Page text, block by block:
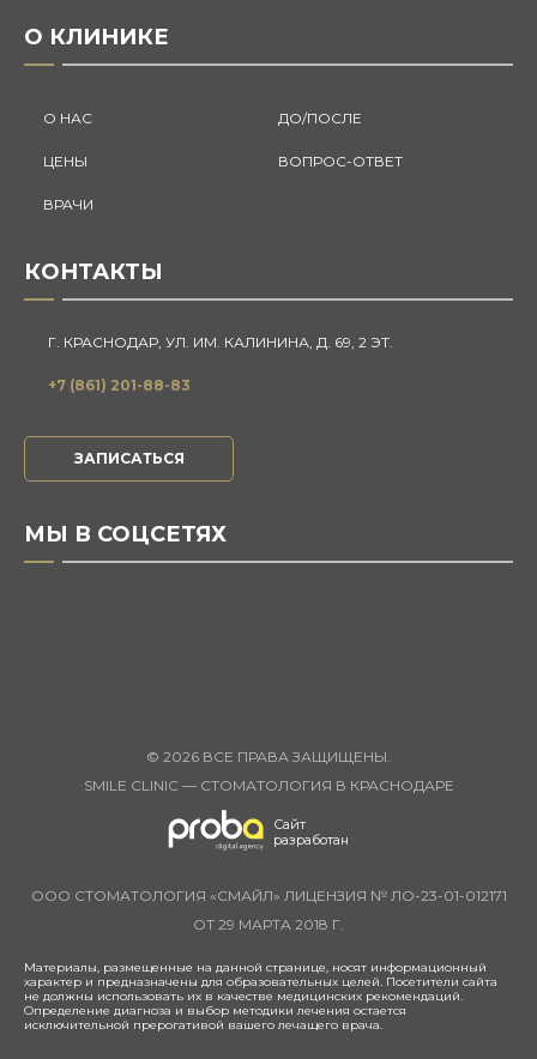
О КЛИНИКЕ
О НАС ДО/ПОСЛЕ
ЦЕНЫ ВОПРОС-ОТВЕТ
ВРАЧИ
КОНТАКТЫ
Г. КРАСНОДАР, УЛ. ИМ. КАЛИНИНА, Д. 69, 2 ЭТ.
+7 (861) 201-88-83
ЗАПИСАТЬСЯ
МЫ В СОЦСЕТЯХ
© 2026 ВСЕ ПРАВА ЗАЩИЩЕНЫ.
SMILE CLINIC — СТОМАТОЛОГИЯ В КРАСНОДАРЕ
Сайт
разработан
OOO CТОМАТОЛОГИЯ «СМАЙЛ» ЛИЦЕНЗИЯ № ЛО-23-01-012171
ОТ 29 МАРТА 2018 Г.
Материалы, размещенные на данной странице, носят информационный
характер и предназначены для образовательных целей. Посетители сайта
не должны использовать их в качестве медицинских рекомендаций.
Определение диагноза и выбор методики лечения остается
исключительной прерогативой вашего лечащего врача.